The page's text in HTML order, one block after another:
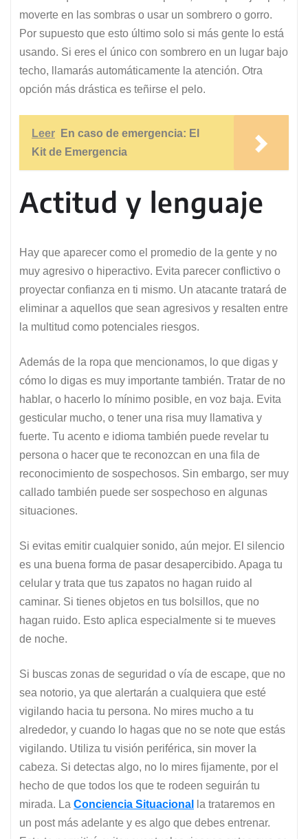
moverte en las sombras o usar un sombrero o gorro.
Por supuesto que esto último solo si más gente lo está
usando. Si eres el único con sombrero en un lugar bajo
techo, llamarás automáticamente la atención. Otra
opción más drástica es teñirse el pelo.
Leer
En caso de emergencia: El
Kit de Emergencia
Actitud y lenguaje
Hay que aparecer como el promedio de la gente y no
muy agresivo o hiperactivo. Evita parecer conflictivo o
proyectar confianza en ti mismo. Un atacante tratará de
eliminar a aquellos que sean agresivos y resalten entre
la multitud como potenciales riesgos.
Además de la ropa que mencionamos, lo que digas y
cómo lo digas es muy importante también. Tratar de no
hablar, o hacerlo lo mínimo posible, en voz baja. Evita
gesticular mucho, o tener una risa muy llamativa y
fuerte. Tu acento e idioma también puede revelar tu
persona o hacer que te reconozcan en una fila de
reconocimiento de sospechosos. Sin embargo, ser muy
callado también puede ser sospechoso en algunas
situaciones.
Si evitas emitir cualquier sonido, aún mejor. El silencio
es una buena forma de pasar desapercibido. Apaga tu
celular y trata que tus zapatos no hagan ruido al
caminar. Si tienes objetos en tus bolsillos, que no
hagan ruido. Esto aplica especialmente si te mueves
de noche.
Si buscas zonas de seguridad o vía de escape, que no
sea notorio, ya que alertarán a cualquiera que esté
vigilando hacia tu persona. No mires mucho a tu
alrededor, y cuando lo hagas que no se note que estás
vigilando. Utiliza tu visión periférica, sin mover la
cabeza. Si detectas algo, no lo mires fijamente, por el
hecho de que todos los que te rodeen seguirán tu
mirada. La Conciencia Situacional
la trataremos en
un post más adelante y es algo que debes entrenar.